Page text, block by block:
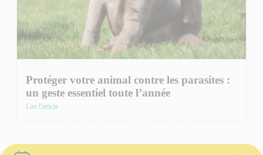
Protéger votre animal contre les parasites :
un geste essentiel toute l’année
Lire l'article